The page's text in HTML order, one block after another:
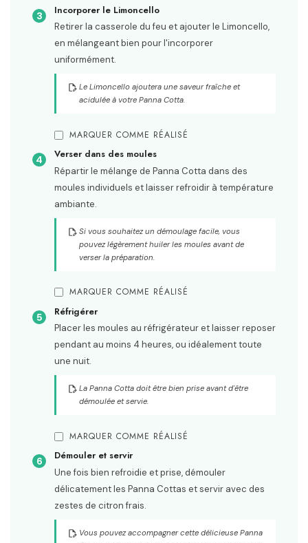
Incorporer le Limoncello
Retirer la casserole du feu et ajouter le Limoncello,
en mélangeant bien pour l'incorporer
uniformément.
Le Limoncello ajoutera une saveur fraîche et
acidulée à votre Panna Cotta.
MARQUER COMME RÉALISÉ
Verser dans des moules
Répartir le mélange de Panna Cotta dans des
moules individuels et laisser refroidir à température
ambiante.
Si vous souhaitez un démoulage facile, vous
pouvez légèrement huiler les moules avant de
verser la préparation.
MARQUER COMME RÉALISÉ
Réfrigérer
Placer les moules au réfrigérateur et laisser reposer
pendant au moins 4 heures, ou idéalement toute
une nuit.
La Panna Cotta doit être bien prise avant d'être
démoulée et servie.
MARQUER COMME RÉALISÉ
Démouler et servir
Une fois bien refroidie et prise, démouler
délicatement les Panna Cottas et servir avec des
zestes de citron frais.
Vous pouvez accompagner cette délicieuse Panna